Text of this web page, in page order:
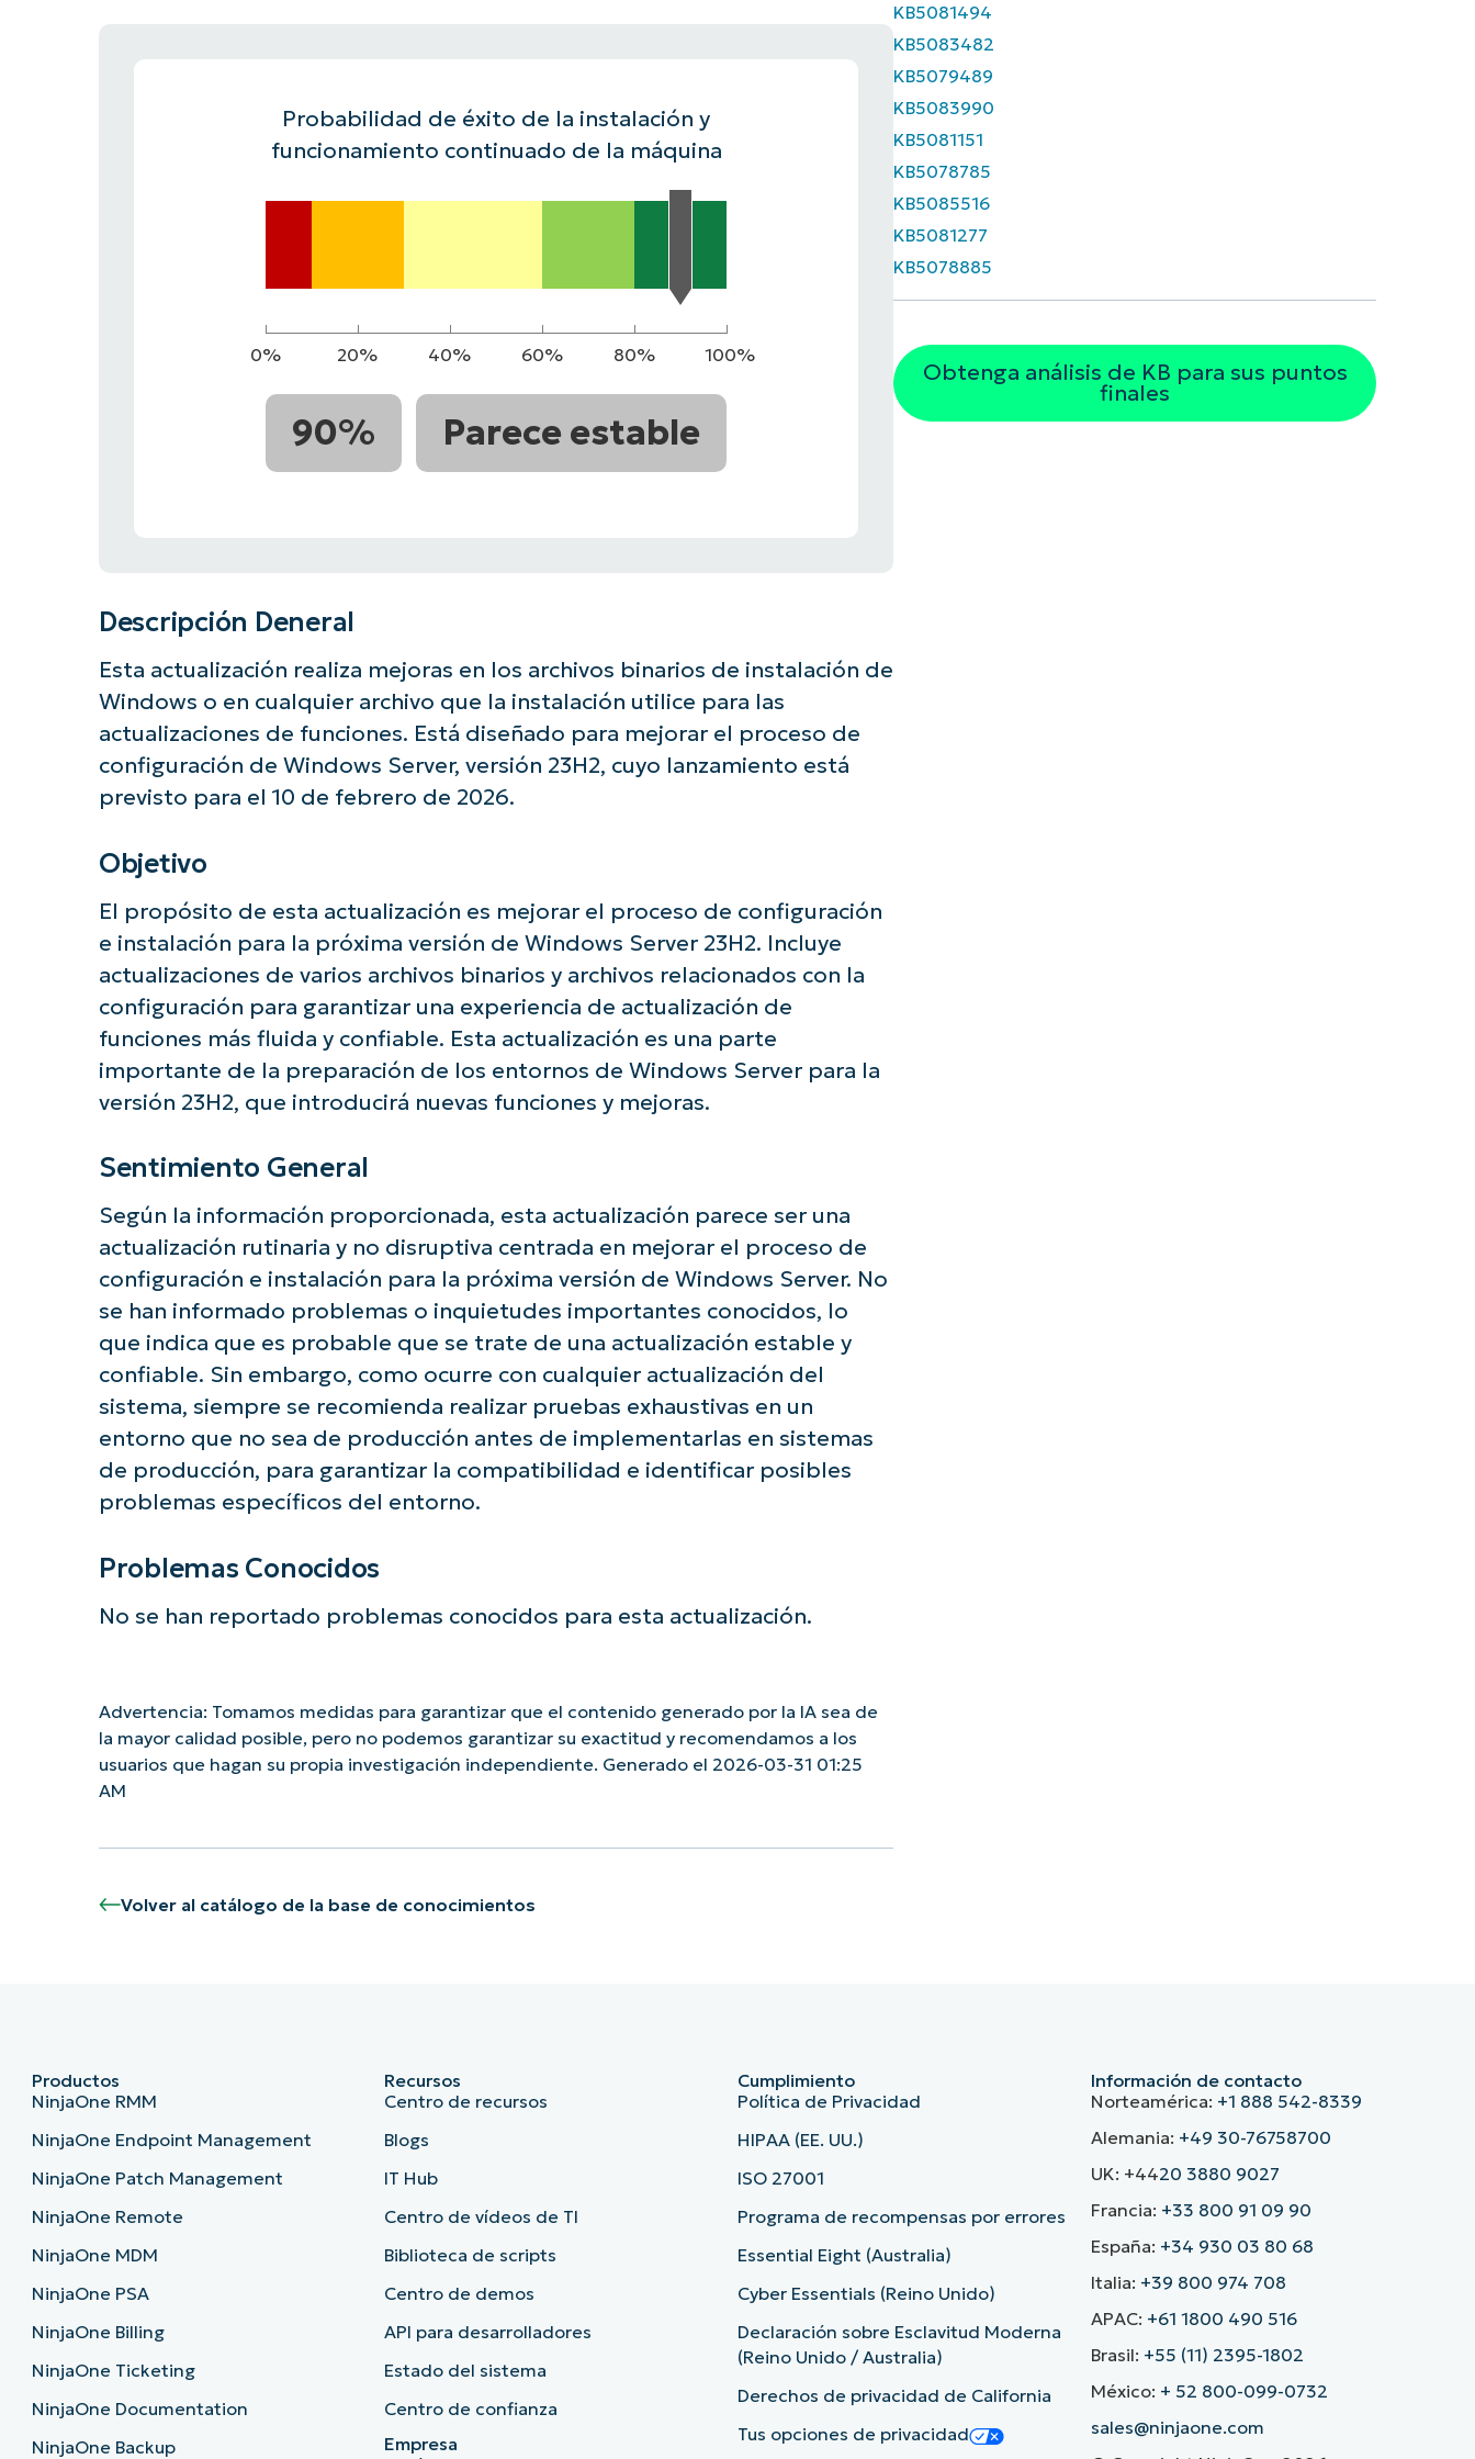
Probabilidad de éxito de la instalación y
funcionamiento continuado de la máquina
0% 20% 40% 60% 80% 100%
90% Parece estable
Descripción Deneral
Esta actualización realiza mejoras en los archivos binarios de instalación de
Windows o en cualquier archivo que la instalación utilice para las
actualizaciones de funciones. Está diseñado para mejorar el proceso de
configuración de Windows Server, versión 23H2, cuyo lanzamiento está
previsto para el 10 de febrero de 2026.
Objetivo
El propósito de esta actualización es mejorar el proceso de configuración
e instalación para la próxima versión de Windows Server 23H2. Incluye
actualizaciones de varios archivos binarios y archivos relacionados con la
configuración para garantizar una experiencia de actualización de
funciones más fluida y confiable. Esta actualización es una parte
importante de la preparación de los entornos de Windows Server para la
versión 23H2, que introducirá nuevas funciones y mejoras.
Sentimiento General
Según la información proporcionada, esta actualización parece ser una
actualización rutinaria y no disruptiva centrada en mejorar el proceso de
configuración e instalación para la próxima versión de Windows Server. No
se han informado problemas o inquietudes importantes conocidos, lo
que indica que es probable que se trate de una actualización estable y
confiable. Sin embargo, como ocurre con cualquier actualización del
sistema, siempre se recomienda realizar pruebas exhaustivas en un
entorno que no sea de producción antes de implementarlas en sistemas
de producción, para garantizar la compatibilidad e identificar posibles
problemas específicos del entorno.
Problemas Conocidos
No se han reportado problemas conocidos para esta actualización.
Advertencia: Tomamos medidas para garantizar que el contenido generado por la IA sea de
la mayor calidad posible, pero no podemos garantizar su exactitud y recomendamos a los
usuarios que hagan su propia investigación independiente. Generado el 2026-03-31 01:25
AM
Volver al catálogo de la base de conocimientos
KB5081494
KB5083482
KB5079489
KB5083990
KB5081151
KB5078785
KB5085516
KB5081277
KB5078885
Obtenga análisis de KB para sus puntos
finales
¡Empiece con los análisis de KB basados en IA de NinjaOne!
and
last
name*
Business
email*
País
Company
name*
Productos
NinjaOne RMM
NinjaOne Endpoint Management
NinjaOne Patch Management
NinjaOne Remote
NinjaOne MDM
NinjaOne PSA
NinjaOne Billing
NinjaOne Ticketing
NinjaOne Documentation
NinjaOne Backup
Recursos
Centro de recursos
Blogs
IT Hub
Centro de vídeos de TI
Biblioteca de scripts
Centro de demos
API para desarrolladores
Estado del sistema
Centro de confianza
Empresa
Cumplimiento
Política de Privacidad
HIPAA (EE. UU.)
ISO 27001
Programa de recompensas por errores
Essential Eight (Australia)
Cyber Essentials (Reino Unido)
Declaración sobre Esclavitud Moderna
(Reino Unido / Australia)
Derechos de privacidad de California
Tus opciones de privacidad
Información de contacto
Norteamérica: +1 888 542-8339
Alemania: +49 30-76758700
UK: +4420 3880 9027
Francia: +33 800 91 09 90
España: +34 930 03 80 68
Italia: +39 800 974 708
APAC: +61 1800 490 516
Brasil: +55 (11) 2395-1802
México: + 52 800-099-0732
sales@ninjaone.com